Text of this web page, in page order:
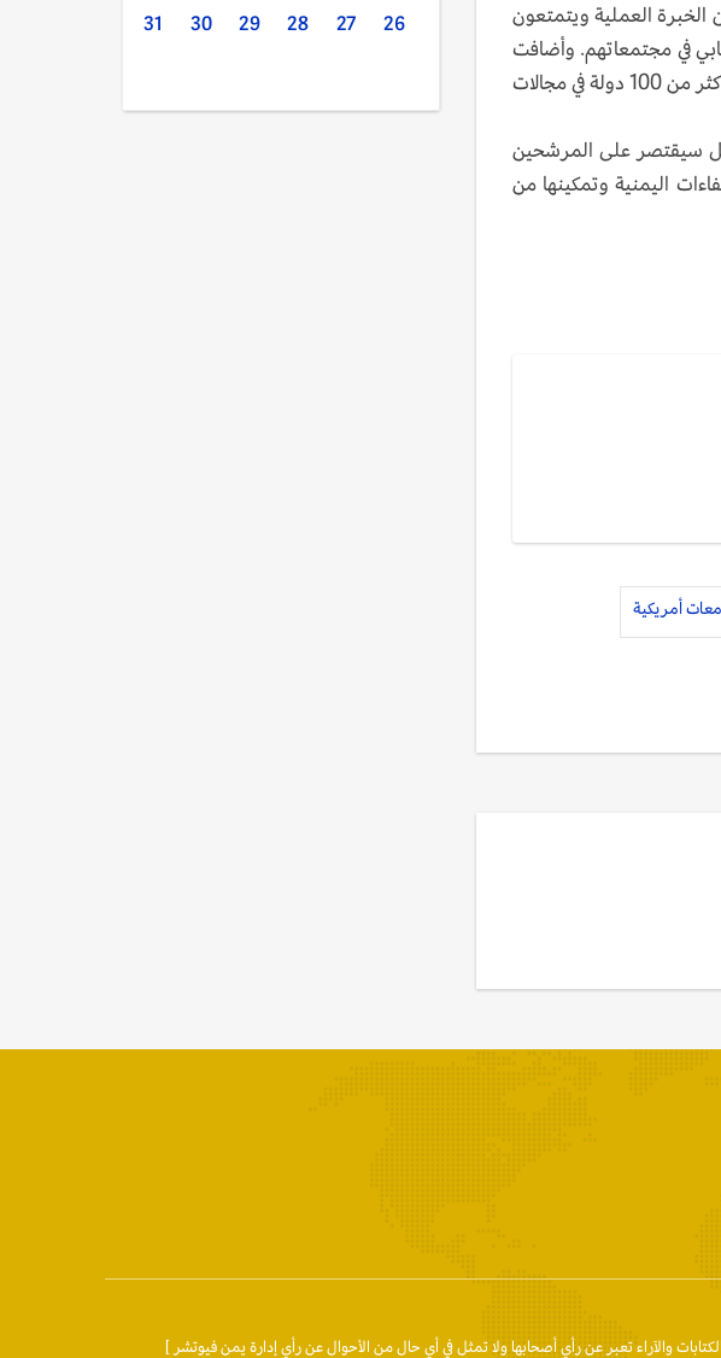
العملية ويتمتعون
في مجتمعاتهم. وأضافت
أن المشاركين سيحصلون على فرصة للدراسة في جامعات أمريكية رائدة والتواصل مع مهنيين من أكثر من 100 دولة في مجالات
تموز 2026، مشيرة إلى أن التواصل سيقتصر على المرشحين
اليمنية وتمكينها من
أمريكية
26
27
28
29
30
31
والآراء تعبر عن رأي أصحابها ولا تمثل في أي حال من الأحوال عن رأي إدارة يمن فيوتشر ]